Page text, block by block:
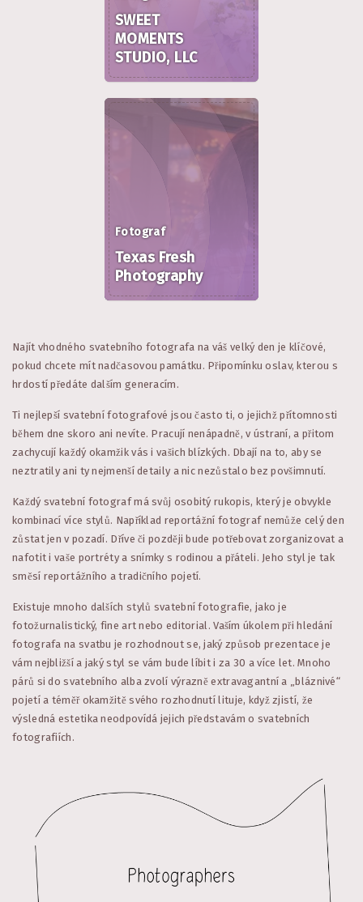
SWEET
MOMENTS
STUDIO, LLC
Fotograf
Texas Fresh
Photography
Najít vhodného svatebního fotografa na váš velký den je klíčové,
pokud chcete mít nadčasovou památku. Připomínku oslav, kterou s
hrdostí předáte dalším generacím.
Ti nejlepší svatební fotografové jsou často ti, o jejichž přítomnosti
během dne skoro ani nevíte. Pracují nenápadně, v ústraní, a přitom
zachycují každý okamžik vás i vašich blízkých. Dbají na to, aby se
neztratily ani ty nejmenší detaily a nic nezůstalo bez povšimnutí.
Každý svatební fotograf má svůj osobitý rukopis, který je obvykle
kombinací více stylů. Například reportážní fotograf nemůže celý den
zůstat jen v pozadí. Dříve či později bude potřebovat zorganizovat a
nafotit i vaše portréty a snímky s rodinou a přáteli. Jeho styl je tak
směsí reportážního a tradičního pojetí.
Existuje mnoho dalších stylů svatební fotografie, jako je
fotožurnalistický, fine art nebo editorial. Vaším úkolem při hledání
fotografa na svatbu je rozhodnout se, jaký způsob prezentace je
vám nejbližší a jaký styl se vám bude líbit i za 30 a více let. Mnoho
párů si do svatebního alba zvolí výrazně extravagantní a „bláznivé“
pojetí a téměř okamžitě svého rozhodnutí lituje, když zjistí, že
výsledná estetika neodpovídá jejich představám o svatebních
fotografiích.